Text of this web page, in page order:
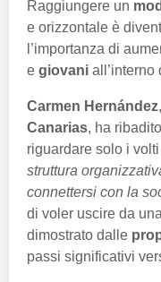
Raggiungere un
e orizzontale è
l’importanza di
e giovani all’interno
Carmen Hernández
Canarias, ha
riguardare solo i
struttura
connettersi con la
di voler uscire da
dimostrato dalle
passi significativi